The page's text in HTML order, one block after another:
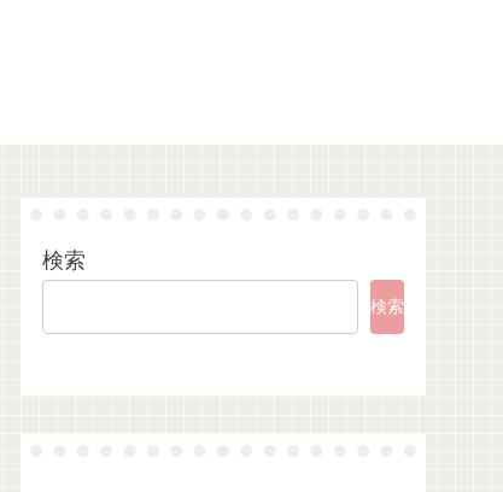
検索
検索